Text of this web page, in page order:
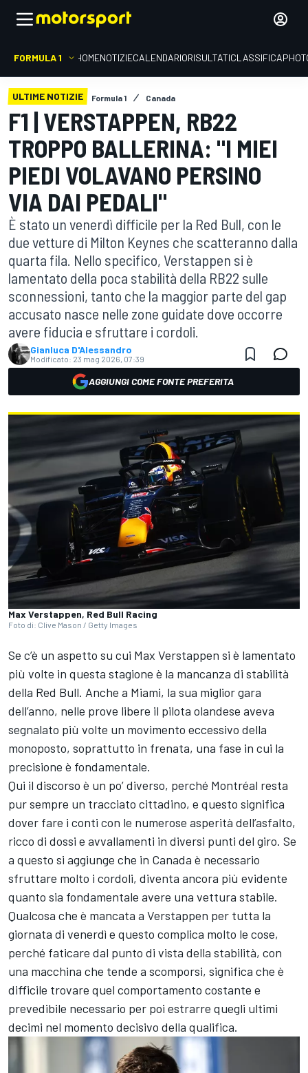
FORMULA 1 HOMENOTIZIECALENDARIORISULTATICLASSIFICA
ULTIME NOTIZIE Formula 1 Canada
F1 | VERSTAPPEN, RB22
TROPPO BALLERINA: "I MIEI
PIEDI VOLAVANO PERSINO
VIA DAI PEDALI"
È stato un venerdì difficile per la Red Bull, con le
due vetture di Milton Keynes che scatteranno dalla
quarta fila. Nello specifico, Verstappen si è
lamentato della poca stabilità della RB22 sulle
sconnessioni, tanto che la maggior parte del gap
accusato nasce nelle zone guidate dove occorre
avere fiducia e sfruttare i cordoli.
Gianluca D'Alessandro
Modificato: 23 mag 2026, 07:39
AGGIUNGI COME FONTE PREFERITA
Max Verstappen, Red Bull Racing
Foto di: Clive Mason / Getty Images
Se c’è un aspetto su cui Max Verstappen si è lamentato
più volte in questa stagione è la mancanza di stabilità
della Red Bull. Anche a Miami, la sua miglior gara
dell’anno, nelle prove libere il pilota olandese aveva
segnalato più volte un movimento eccessivo della
monoposto, soprattutto in frenata, una fase in cui la
precisione è fondamentale.
Qui il discorso è un po’ diverso, perché Montréal resta
pur sempre un tracciato cittadino, e questo significa
dover fare i conti con le numerose asperità dell’asfalto,
ricco di dossi e avvallamenti in diversi punti del giro. Se
a questo si aggiunge che in Canada è necessario
sfruttare molto i cordoli, diventa ancora più evidente
quanto sia fondamentale avere una vettura stabile.
Qualcosa che è mancata a Verstappen per tutta la
giornata di venerdì e questo complica molto le cose,
perché faticare dal punto di vista della stabilità, con
una macchina che tende a scomporsi, significa che è
difficile trovare quel comportamento costante e
prevedibile necessario per poi estrarre quegli ultimi
decimi nel momento decisivo della qualifica.